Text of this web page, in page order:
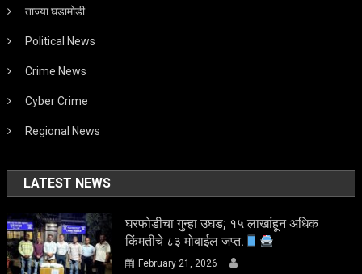
ताज्या घडामोडी
Political News
Crime News
Cyber Crime
Regional News
LATEST NEWS
घरफोडीचा गुन्हा उघड; १५ लाखांहून अधिक
किंमतीचे ८३ मोबाईल जप्त.
February 21, 2026